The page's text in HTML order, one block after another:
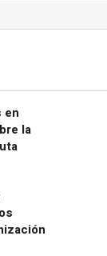
en
la